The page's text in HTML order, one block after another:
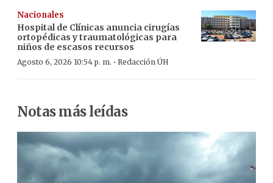
Nacionales
Hospital de Clínicas anuncia cirugías
ortopédicas y traumatológicas para
niños de escasos recursos
Agosto 6, 2026 10:54 p. m. · Redacción ÚH
Notas más leídas